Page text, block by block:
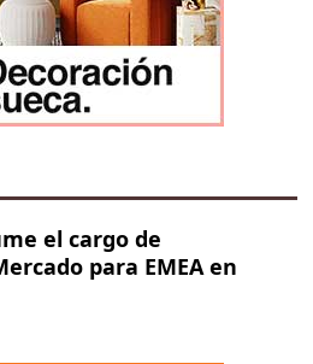
el cargo de
para EMEA en